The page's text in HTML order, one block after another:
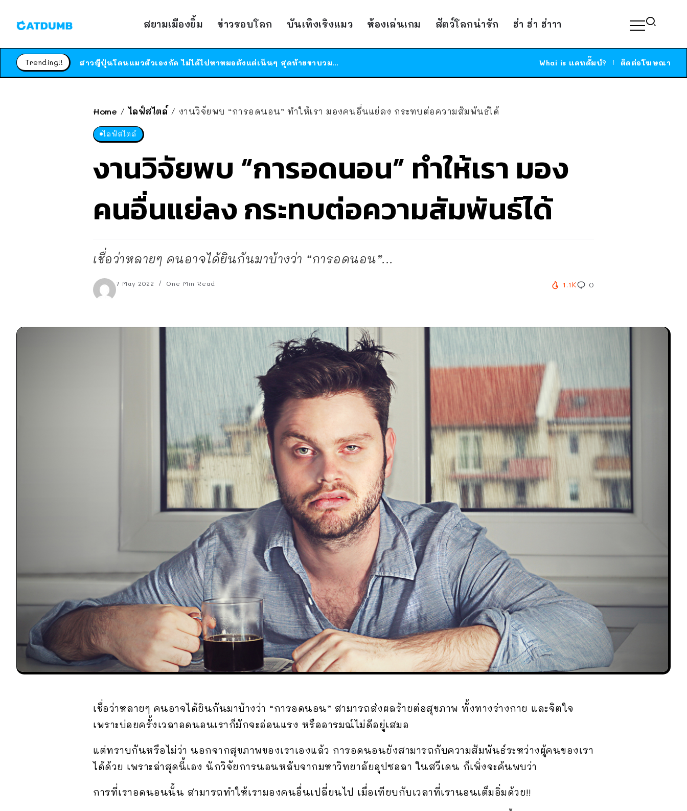
สยามเมืองยิ้ม ข่าวรอบโลก บันเทิงเริงแมว ห้องเล่นเกม สัตว์โลกน่ารัก ฮ่า ฮ่า ฮ่าาา
Trending!!
ร้านอาหารในนิวยอร์กประกาศปิดตัวลง หลังอยู่มานานกว่า 45 ปี ติดป้ายขอบคุณลูกค้าทุกคน แถมสูตรทำไวท์ซอสให้แบบจัดเต็ม
ได้เวลาเด็กหนวดรวมตัว RF Online Next เปิดให้เล่นแล้ว เกม Sci-Fi MMORPG ระดับตำนาน เล่นได้ทั้งมือถือและ PC Whai is แคทดั๊มบ์? ติดต่อโฆษณา
Home / ไลฟ์สไตล์ / งานวิจัยพบ “การอดนอน” ทำให้เรา มองคนอื่นแย่ลง กระทบต่อความสัมพันธ์ได้
ไลฟ์สไตล์
งานวิจัยพบ “การอดนอน” ทำให้เรา มอง
คนอื่นแย่ลง กระทบต่อความสัมพันธ์ได้
เชื่อว่าหลายๆ คนอาจได้ยินกันมาบ้างว่า “การอดนอน”...
7 May 2022 One Min Read 1.1K 0
เชื่อว่าหลายๆ คนอาจได้ยินกันมาบ้างว่า “การอดนอน” สามารถส่งผลร้ายต่อสุขภาพ ทั้งทางร่างกาย และจิตใจ
เพราะบ่อยครั้งเวลาอดนอนเราก็มักจะอ่อนแรง หรืออารมณ์ไม่ดีอยู่เสมอ
แต่ทราบกันหรือไม่ว่า นอกจากสุขภาพของเราเองแล้ว การอดนอนยังสามารถกับความสัมพันธ์ระหว่างผู้คนของเรา
ได้ด้วย เพราะล่าสุดนี้เอง นักวิจัยการนอนหลับจากมหาวิทยาลัยอุปซอลา ในสวีเดน ก็เพิ่งจะค้นพบว่า
การที่เราอดนอนนั้น สามารถทำให้เรามองคนอื่นเปลี่ยนไป เมื่อเทียบกับเวลาที่เรานอนเต็มอิ่มด้วย!!